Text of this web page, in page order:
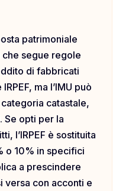
patrimoniale
segue regole
di fabbricati
ma l’IMU può
catastale,
Se opti per la
l’IRPEF è sostituita
o 10% in specifici
a prescindere
versa con acconti e